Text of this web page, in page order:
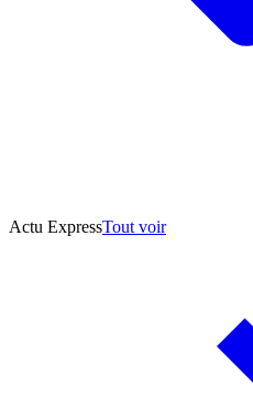
Actu ExpressTout voir